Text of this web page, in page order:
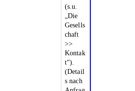
(s.u.
„Die
Gesells
chaft
>>
Kontak
t“).
(Detail
s nach